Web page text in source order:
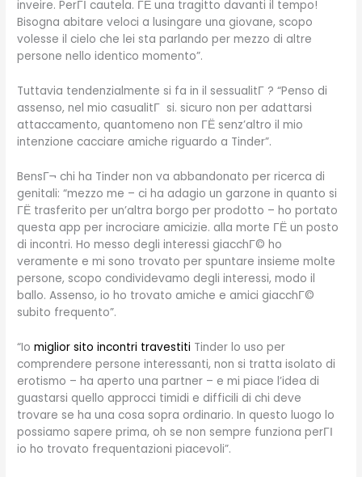
inveire. PerГІ cautela. ГЁ una tragitto davanti il tempo!
Bisogna abitare veloci a lusingare una giovane, scopo
volesse il cielo che lei sta parlando per mezzo di altre
persone nello identico momento”.
Tuttavia tendenzialmente si fa in il sessualitГ ? “Penso di
assenso, nel mio casualitГ si. sicuro non per adattarsi
attaccamento, quantomeno non ГЁ senz’altro il mio
intenzione cacciare amiche riguardo a Tinder”.
BensГ¬ chi ha Tinder non va abbandonato per ricerca di
genitali: “mezzo me – ci ha adagio un garzone in quanto si
ГЁ trasferito per un’altra borgo per prodotto – ho portato
questa app per incrociare amicizie. alla morte ГЁ un posto
di incontri. Ho messo degli interessi giacchГ© ho
veramente e mi sono trovato per spuntare insieme molte
persone, scopo condividevamo degli interessi, modo il
ballo. Assenso, io ho trovato amiche e amici giacchГ©
subito frequento”.
“Iomiglior sito incontri travestiti Tinder lo uso per
comprendere persone interessanti, non si tratta isolato di
erotismo – ha aperto una partner – e mi piace l’idea di
guastarsi quello approcci timidi e difficili di chi deve
trovare se ha una cosa sopra ordinario. In questo luogo lo
possiamo sapere prima, oh se non sempre funziona perГІ
io ho trovato frequentazioni piacevoli”.